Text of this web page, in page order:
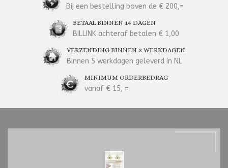
Bij een bestelling boven de € 200,=
BETAAL BINNEN 14 DAGEN
BILLINK achteraf betalen € 1,00
VERZENDING BINNEN 3 WERKDAGEN
Binnen 5 werkdagen geleverd in NL
MINIMUM ORDERBEDRAG
vanaf € 15, =